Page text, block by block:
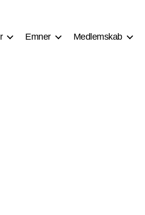
Emner Medlemskab